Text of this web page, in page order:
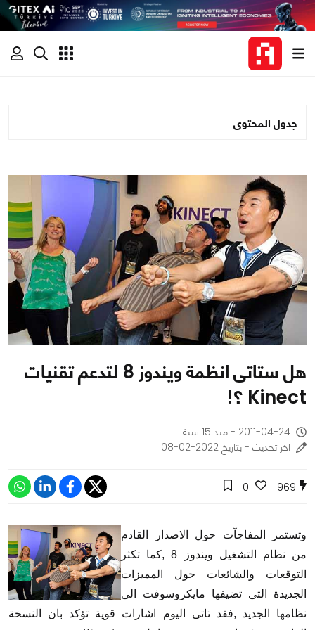
جدول المحتوى
هل ستاتى انظمة ويندوز 8 لتدعم تقنيات
Kinect ؟!
2011-04-24 - منذ 15 سنة
اخر تحديث - بتاريخ 2022-02-08
969
0
وتستمر المفاجآت حول الاصدار القادم
من نظام التشغيل ويندوز 8 ,كما تكثر
التوقعات والشائعات حول المميزات
الجديدة التى تضيفها مايكروسوفت الى
نظامها الجديد ,فقد تاتى اليوم اشارات قوية تؤكد بان النسخة